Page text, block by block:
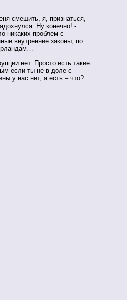
смешить, я, признаться,
Ну конечно! -
никаких проблем с
внутренние законы, по
нет. Просто есть такие
если ты не в доле с
у нас нет, а есть – что?